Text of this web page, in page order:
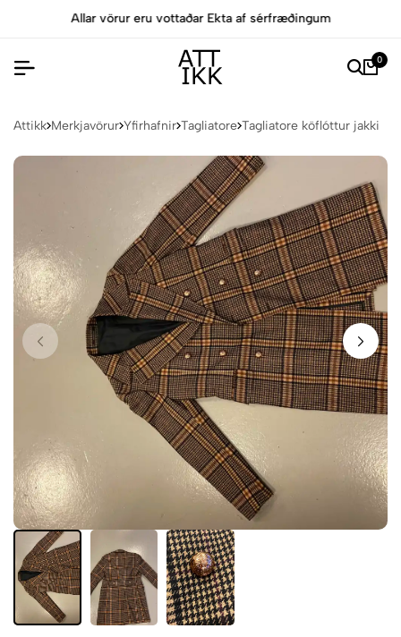
Allar vörur eru vottaðar Ekta af sérfræðingum
0
Attikk Merkjavörur Yfirhafnir Tagliatore Tagliatore köflóttur jakki